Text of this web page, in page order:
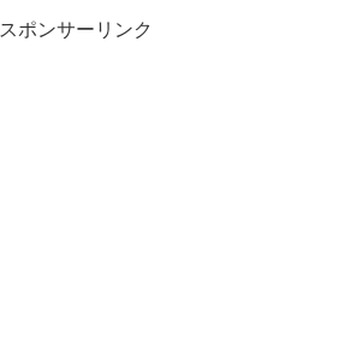
スポンサーリンク